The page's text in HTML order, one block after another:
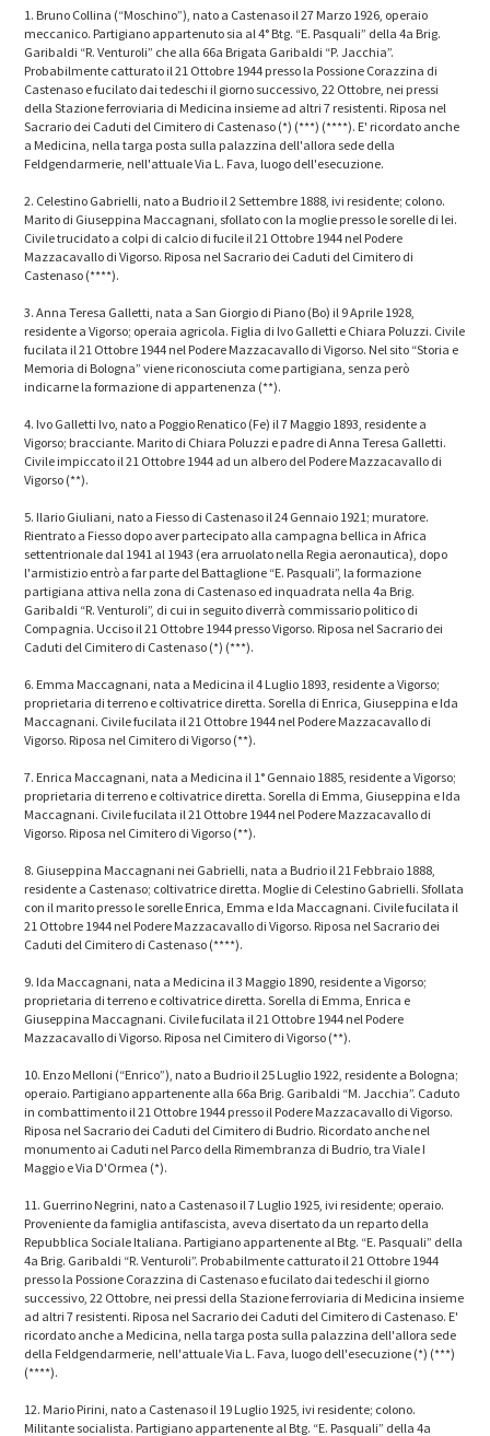
1. Bruno Collina (“Moschino”), nato a Castenaso il 27 Marzo 1926, operaio
meccanico. Partigiano appartenuto sia al 4° Btg. “E. Pasquali” della 4a Brig.
Garibaldi “R. Venturoli” che alla 66a Brigata Garibaldi “P. Jacchia”.
Probabilmente catturato il 21 Ottobre 1944 presso la Possione Corazzina di
Castenaso e fucilato dai tedeschi il giorno successivo, 22 Ottobre, nei pressi
della Stazione ferroviaria di Medicina insieme ad altri 7 resistenti. Riposa nel
Sacrario dei Caduti del Cimitero di Castenaso (*) (***) (****). E' ricordato anche
a Medicina, nella targa posta sulla palazzina dell'allora sede della
Feldgendarmerie, nell'attuale Via L. Fava, luogo dell'esecuzione.
2. Celestino Gabrielli, nato a Budrio il 2 Settembre 1888, ivi residente; colono.
Marito di Giuseppina Maccagnani, sfollato con la moglie presso le sorelle di lei.
Civile trucidato a colpi di calcio di fucile il 21 Ottobre 1944 nel Podere
Mazzacavallo di Vigorso. Riposa nel Sacrario dei Caduti del Cimitero di
Castenaso (****).
3. Anna Teresa Galletti, nata a San Giorgio di Piano (Bo) il 9 Aprile 1928,
residente a Vigorso; operaia agricola. Figlia di Ivo Galletti e Chiara Poluzzi. Civile
fucilata il 21 Ottobre 1944 nel Podere Mazzacavallo di Vigorso. Nel sito “Storia e
Memoria di Bologna” viene riconosciuta come partigiana, senza però
indicarne la formazione di appartenenza (**).
4. Ivo Galletti Ivo, nato a Poggio Renatico (Fe) il 7 Maggio 1893, residente a
Vigorso; bracciante. Marito di Chiara Poluzzi e padre di Anna Teresa Galletti.
Civile impiccato il 21 Ottobre 1944 ad un albero del Podere Mazzacavallo di
Vigorso (**).
5. Ilario Giuliani, nato a Fiesso di Castenaso il 24 Gennaio 1921; muratore.
Rientrato a Fiesso dopo aver partecipato alla campagna bellica in Africa
settentrionale dal 1941 al 1943 (era arruolato nella Regia aeronautica), dopo
l'armistizio entrò a far parte del Battaglione “E. Pasquali”, la formazione
partigiana attiva nella zona di Castenaso ed inquadrata nella 4a Brig.
Garibaldi “R. Venturoli”, di cui in seguito diverrà commissario politico di
Compagnia. Ucciso il 21 Ottobre 1944 presso Vigorso. Riposa nel Sacrario dei
Caduti del Cimitero di Castenaso (*) (***).
6. Emma Maccagnani, nata a Medicina il 4 Luglio 1893, residente a Vigorso;
proprietaria di terreno e coltivatrice diretta. Sorella di Enrica, Giuseppina e Ida
Maccagnani. Civile fucilata il 21 Ottobre 1944 nel Podere Mazzacavallo di
Vigorso. Riposa nel Cimitero di Vigorso (**).
7. Enrica Maccagnani, nata a Medicina il 1° Gennaio 1885, residente a Vigorso;
proprietaria di terreno e coltivatrice diretta. Sorella di Emma, Giuseppina e Ida
Maccagnani. Civile fucilata il 21 Ottobre 1944 nel Podere Mazzacavallo di
Vigorso. Riposa nel Cimitero di Vigorso (**).
8. Giuseppina Maccagnani nei Gabrielli, nata a Budrio il 21 Febbraio 1888,
residente a Castenaso; coltivatrice diretta. Moglie di Celestino Gabrielli. Sfollata
con il marito presso le sorelle Enrica, Emma e Ida Maccagnani. Civile fucilata il
21 Ottobre 1944 nel Podere Mazzacavallo di Vigorso. Riposa nel Sacrario dei
Caduti del Cimitero di Castenaso (****).
9. Ida Maccagnani, nata a Medicina il 3 Maggio 1890, residente a Vigorso;
proprietaria di terreno e coltivatrice diretta. Sorella di Emma, Enrica e
Giuseppina Maccagnani. Civile fucilata il 21 Ottobre 1944 nel Podere
Mazzacavallo di Vigorso. Riposa nel Cimitero di Vigorso (**).
10. Enzo Melloni (“Enrico”), nato a Budrio il 25 Luglio 1922, residente a Bologna;
operaio. Partigiano appartenente alla 66a Brig. Garibaldi “M. Jacchia”. Caduto
in combattimento il 21 Ottobre 1944 presso il Podere Mazzacavallo di Vigorso.
Riposa nel Sacrario dei Caduti del Cimitero di Budrio. Ricordato anche nel
monumento ai Caduti nel Parco della Rimembranza di Budrio, tra Viale I
Maggio e Via D'Ormea (*).
11. Guerrino Negrini, nato a Castenaso il 7 Luglio 1925, ivi residente; operaio.
Proveniente da famiglia antifascista, aveva disertato da un reparto della
Repubblica Sociale Italiana. Partigiano appartenente al Btg. “E. Pasquali” della
4a Brig. Garibaldi “R. Venturoli”. Probabilmente catturato il 21 Ottobre 1944
presso la Possione Corazzina di Castenaso e fucilato dai tedeschi il giorno
successivo, 22 Ottobre, nei pressi della Stazione ferroviaria di Medicina insieme
ad altri 7 resistenti. Riposa nel Sacrario dei Caduti del Cimitero di Castenaso. E'
ricordato anche a Medicina, nella targa posta sulla palazzina dell'allora sede
della Feldgendarmerie, nell'attuale Via L. Fava, luogo dell'esecuzione (*) (***)
(****).
12. Mario Pirini, nato a Castenaso il 19 Luglio 1925, ivi residente; colono.
Militante socialista. Partigiano appartenente al Btg. “E. Pasquali” della 4a